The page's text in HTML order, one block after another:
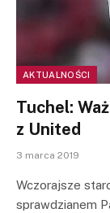
AKTUALNOŚCI
Tuchel:
z United
3 marca 2019
Wczorajsze
sprawdzianem